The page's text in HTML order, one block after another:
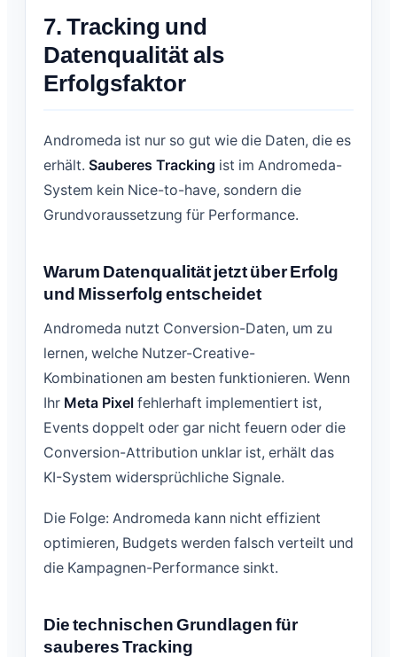
7. Tracking und
Datenqualität als
Erfolgsfaktor
Andromeda ist nur so gut wie die Daten, die es
erhält. Sauberes Tracking ist im Andromeda-
System kein Nice-to-have, sondern die
Grundvoraussetzung für Performance.
Warum Datenqualität jetzt über Erfolg
und Misserfolg entscheidet
Andromeda nutzt Conversion-Daten, um zu
lernen, welche Nutzer-Creative-
Kombinationen am besten funktionieren. Wenn
Ihr Meta Pixelfehlerhaft implementiert ist,
Events doppelt oder gar nicht feuern oder die
Conversion-Attribution unklar ist, erhält das
KI-System widersprüchliche Signale.
Die Folge: Andromeda kann nicht effizient
optimieren, Budgets werden falsch verteilt und
die Kampagnen-Performance sinkt.
Die technischen Grundlagen für
sauberes Tracking